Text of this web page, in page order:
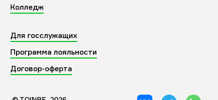
Колледж
Для госслужащих
Программа лояльности
Договор-оферта